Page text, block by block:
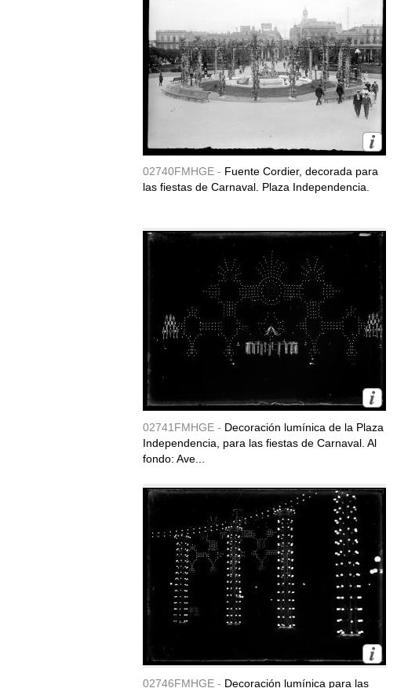
02740FMHGE - Fuente Cordier, decorada para
las fiestas de Carnaval. Plaza Independencia.
02741FMHGE - Decoración lumínica de la Plaza
Independencia, para las fiestas de Carnaval. Al
fondo: Ave...
02746FMHGE - Decoración lumínica para las